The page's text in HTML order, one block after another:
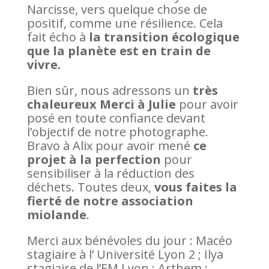
Narcisse, vers quelque chose de
positif, comme une résilience. Cela
fait écho à la transition écologique
que la planète est en train de
vivre.
Bien sûr, nous adressons un très
chaleureux Merci à Julie pour avoir
posé en toute confiance devant
l’objectif de notre photographe.
Bravo à Alix pour avoir mené ce
projet à la perfection pour
sensibiliser à la réduction des
déchets. Toutes deux, vous faites la
fierté de notre association
miolande.
Merci aux bénévoles du jour : Macéo
stagiaire à l’ Université Lyon 2 ; Ilya